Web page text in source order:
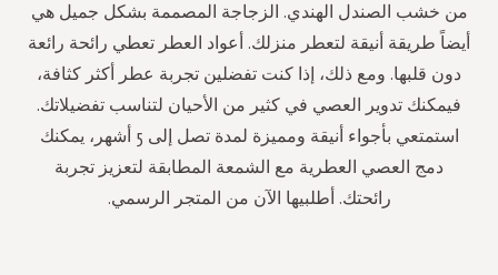
من خشب الصندل الهندي. الزجاجة المصممة بشكل جميل هي
أيضاً طريقة أنيقة لتعطر منزلك. أعواد العطر تعطي رائحة رائعة
دون قلبها. ومع ذلك، إذا كنت تفضلين تجربة عطر أكثر كثافة،
فيمكنك تدوير العصي في كثير من الأحيان لتناسب تفضيلاتك.
استمتعي بأجواء أنيقة ومميزة لمدة تصل إلى 5 أشهر، يمكنك
دمج العصي العطرية مع الشمعة المطابقة لتعزيز تجربة
رائحتك. أطلبيها الآن من المتجر الرسمي.